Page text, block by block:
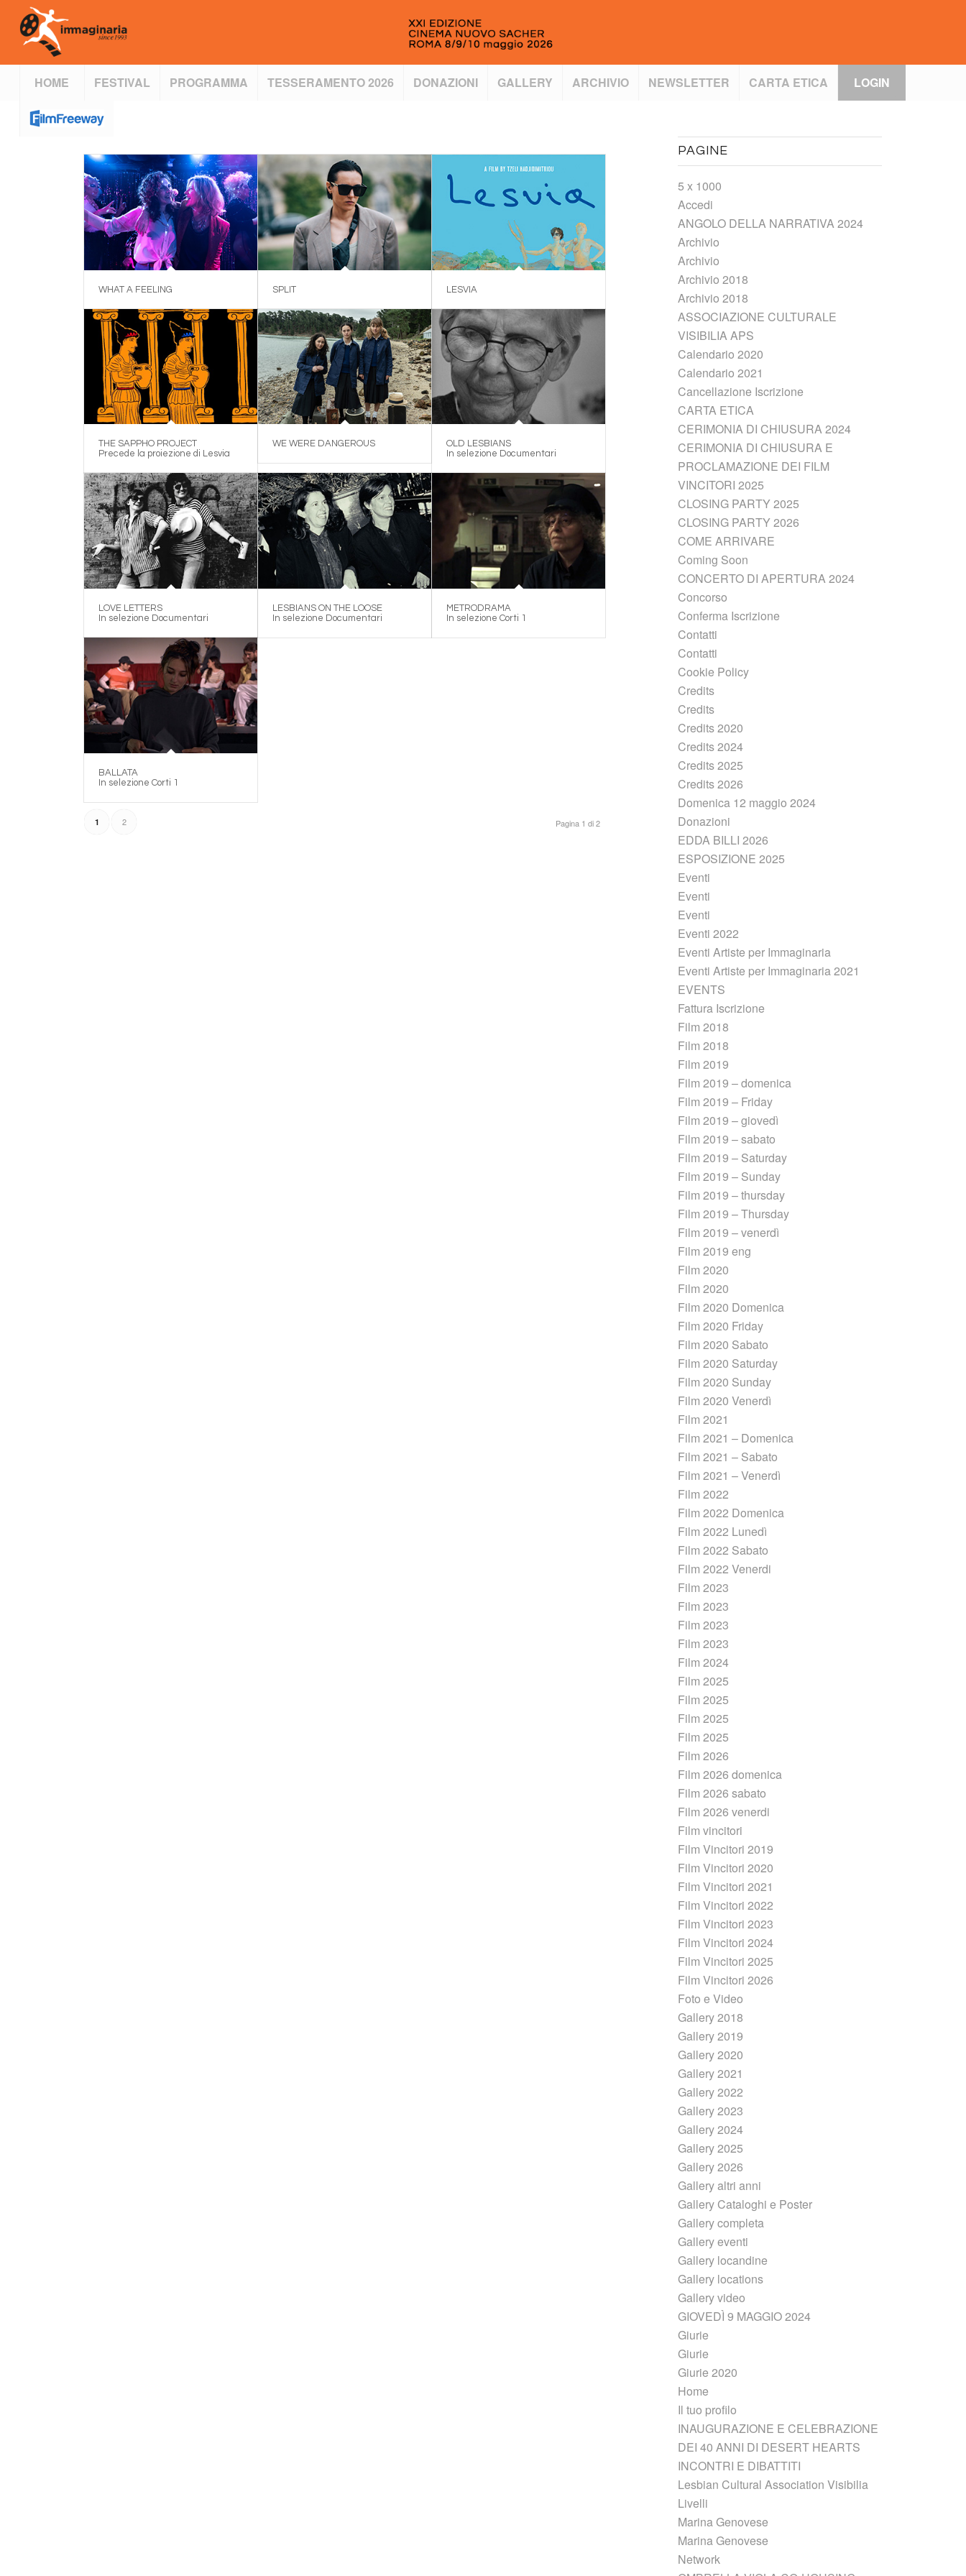
HOME FESTIVAL PROGRAMMA TESSERAMENTO 2026 DONAZIONI GALLERY ARCHIVIO NEWSLETTER CARTA ETICA LOGIN
WHAT A FEELING SPLIT LESVIA
THE SAPPHO PROJECT
Precede la proiezione di Lesvia
WE WERE DANGEROUS
OLD LESBIANS
In selezione Documentari
LOVE LETTERS
In selezione Documentari
LESBIANS ON THE LOOSE
In selezione Documentari
METRODRAMA
In selezione Corti 1
BALLATA
In selezione Corti 1
Pagina 1 di 2
1 2
PAGINE
5 x 1000
Accedi
ANGOLO DELLA NARRATIVA 2024
Archivio
Archivio
Archivio 2018
Archivio 2018
ASSOCIAZIONE CULTURALE
VISIBILIA APS
Calendario 2020
Calendario 2021
Cancellazione Iscrizione
CARTA ETICA
CERIMONIA DI CHIUSURA 2024
CERIMONIA DI CHIUSURA E
PROCLAMAZIONE DEI FILM
VINCITORI 2025
CLOSING PARTY 2025
CLOSING PARTY 2026
COME ARRIVARE
Coming Soon
CONCERTO DI APERTURA 2024
Concorso
Conferma Iscrizione
Contatti
Contatti
Cookie Policy
Credits
Credits
Credits 2020
Credits 2024
Credits 2025
Credits 2026
Domenica 12 maggio 2024
Donazioni
EDDA BILLI 2026
ESPOSIZIONE 2025
Eventi
Eventi
Eventi
Eventi 2022
Eventi Artiste per Immaginaria
Eventi Artiste per Immaginaria 2021
EVENTS
Fattura Iscrizione
Film 2018
Film 2018
Film 2019
Film 2019 – domenica
Film 2019 – Friday
Film 2019 – giovedì
Film 2019 – sabato
Film 2019 – Saturday
Film 2019 – Sunday
Film 2019 – thursday
Film 2019 – Thursday
Film 2019 – venerdì
Film 2019 eng
Film 2020
Film 2020
Film 2020 Domenica
Film 2020 Friday
Film 2020 Sabato
Film 2020 Saturday
Film 2020 Sunday
Film 2020 Venerdì
Film 2021
Film 2021 – Domenica
Film 2021 – Sabato
Film 2021 – Venerdì
Film 2022
Film 2022 Domenica
Film 2022 Lunedì
Film 2022 Sabato
Film 2022 Venerdi
Film 2023
Film 2023
Film 2023
Film 2023
Film 2024
Film 2025
Film 2025
Film 2025
Film 2025
Film 2026
Film 2026 domenica
Film 2026 sabato
Film 2026 venerdi
Film vincitori
Film Vincitori 2019
Film Vincitori 2020
Film Vincitori 2021
Film Vincitori 2022
Film Vincitori 2023
Film Vincitori 2024
Film Vincitori 2025
Film Vincitori 2026
Foto e Video
Gallery 2018
Gallery 2019
Gallery 2020
Gallery 2021
Gallery 2022
Gallery 2023
Gallery 2024
Gallery 2025
Gallery 2026
Gallery altri anni
Gallery Cataloghi e Poster
Gallery completa
Gallery eventi
Gallery locandine
Gallery locations
Gallery video
GIOVEDÌ 9 MAGGIO 2024
Giurie
Giurie
Giurie 2020
Home
Il tuo profilo
INAUGURAZIONE E CELEBRAZIONE
DEI 40 ANNI DI DESERT HEARTS
INCONTRI E DIBATTITI
Lesbian Cultural Association Visibilia
Livelli
Marina Genovese
Marina Genovese
Network